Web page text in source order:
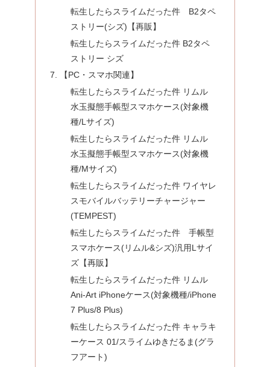
転生したらスライムだった件 B2タペ
ストリー(シズ)【再販】
転生したらスライムだった件 B2タペ
ストリー シズ
【PC・スマホ関連】
転生したらスライムだった件 リムル
水玉擬態手帳型スマホケース(対象機
種/Lサイズ)
転生したらスライムだった件 リムル
水玉擬態手帳型スマホケース(対象機
種/Mサイズ)
転生したらスライムだった件 ワイヤレ
スモバイルバッテリーチャージャー
(TEMPEST)
転生したらスライムだった件 手帳型
スマホケース(リムル&シズ)汎用Lサイ
ズ【再販】
転生したらスライムだった件 リムル
Ani-Art iPhoneケース(対象機種/iPhone
7 Plus/8 Plus)
転生したらスライムだった件 キャラキ
ーケース 01/スライムゆきだるま(グラ
フアート)